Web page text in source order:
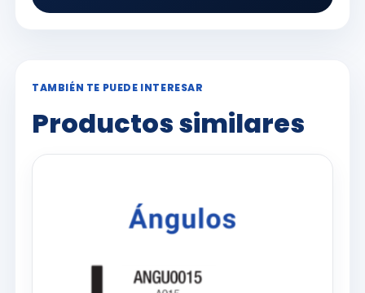
TAMBIÉN TE PUEDE INTERESAR
Productos similares